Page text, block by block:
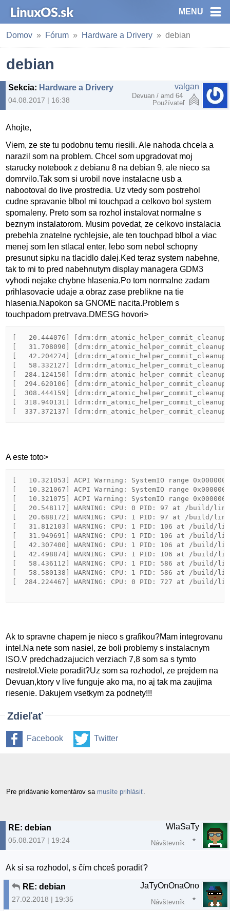
MENU
Domov Fórum Hardware a Drivery debian
debian
Sekcia: Hardware a Drivery
04.08.2017 | 16:38
valgan
Devuan / amd 64
Používateľ
Ahojte,
Viem, ze ste tu podobnu temu riesili. Ale nahoda chcela a
narazil som na problem. Chcel som upgradovat moj
starucky notebook z debianu 8 na debian 9, ale nieco sa
domrvilo.Tak som si urobil nove instalacne usb a
nabootoval do live prostredia. Uz vtedy som postrehol
cudne spravanie blbol mi touchpad a celkovo bol system
spomaleny. Preto som sa rozhol instalovat normalne s
beznym instalatorom. Musim povedat, ze celkovo instalacia
prebehla znatelne rychlejsie, ale ten touchpad blbol a viac
menej som len stlacal enter, lebo som nebol schopny
presunut sipku na tlacidlo dalej.Ked teraz system nabehne,
tak to mi to pred nabehnutym display managera GDM3
vyhodi nejake chybne hlasenia.Po tom normalne zadam
prihlasovacie udaje a obraz zase preblikne na tie
hlasenia.Napokon sa GNOME nacita.Problem s
touchpadom pretrvava.DMESG hovori>
[   20.444076]
[   31.708090]
[   42.204274]
[   58.332127]
[  284.124150]
[  294.620106]
[  308.444159]
[  318.940131]
A este toto>
[   10.321053] ACPI Warning: SystemIO range
[   10.321067] ACPI Warning: SystemIO range
[   10.321075] ACPI Warning: SystemIO range
[   20.548117] WARNING: CPU: 0 PID: 97 at /build/
[   20.688172] WARNING: CPU: 1 PID: 97 at /build/
[   31.812103] WARNING: CPU: 1 PID: 106 at /build/
[   31.949691] WARNING: CPU: 1 PID: 106 at /build/
[   42.307400] WARNING: CPU: 1 PID: 106 at /build/
[   42.498874] WARNING: CPU: 1 PID: 106 at /build/
[   58.436112] WARNING: CPU: 1 PID: 586 at /build/
[   58.580138] WARNING: CPU: 1 PID: 586 at /build/
[  284.224467] WARNING: CPU: 0 PID: 727 at /build/
Ak to spravne chapem je nieco s grafikou?Mam integrovanu
intel.Na nete som nasiel, ze boli problemy s instalacnym
ISO.V predchadzajucich verziach 7,8 som sa s tymto
nestretol.Viete poradit?Uz som sa rozhodol, ze prejdem na
Devuan,ktory v live funguje ako ma, no aj tak ma zaujima
riesenie. Dakujem vsetkym za podnety!!!
Zdieľať
Facebook Twitter
Pre pridávanie komentárov sa musíte prihlásiť
RE: debian
05.08.2017 | 19:24
WlaSaTy
Návštevník
Ak si sa rozhodol, s čím chceš poradiť?
RE: debian
27.02.2018 | 19:35
JaTyOnOnaOno
Návštevník